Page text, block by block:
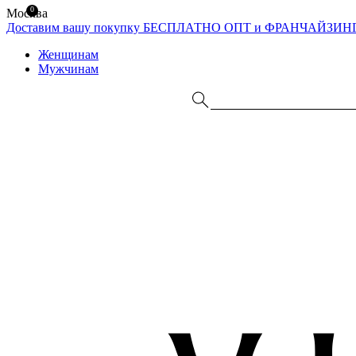
Москва
Доставим вашу покупку БЕСПЛАТНО ОПТ и
Женщинам
Мужчинам
0